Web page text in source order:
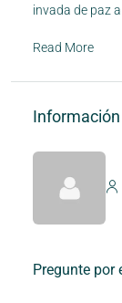
invada de paz
Read More
Pregunte por